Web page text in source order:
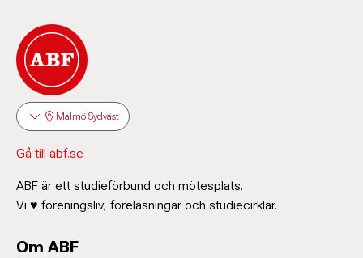
Malmö Sydväst
Gå till abf.se
ABF är ett studieförbund och mötesplats.
Vi ♥ föreningsliv, föreläsningar och studiecirklar.
Om ABF